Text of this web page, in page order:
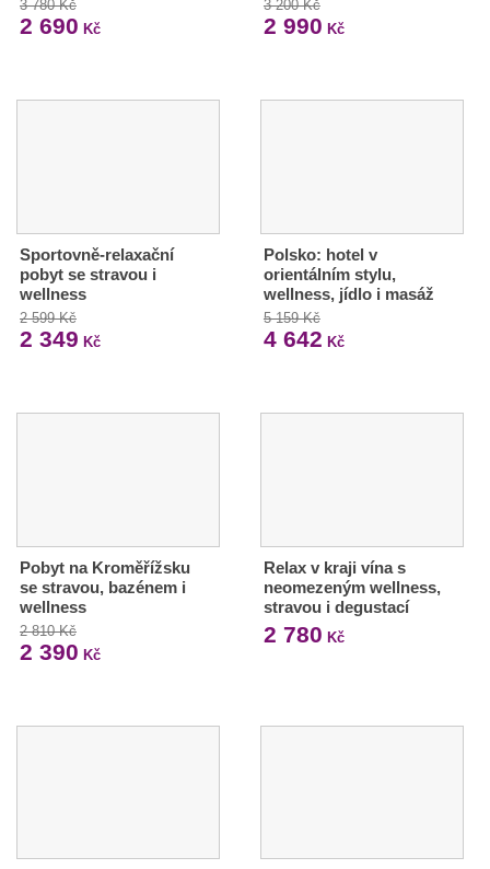
3 780 Kč
2 690 Kč
3 200 Kč
2 990 Kč
Sportovně-relaxační
pobyt se stravou i
wellness
2 599 Kč
2 349 Kč
Polsko: hotel v
orientálním stylu,
wellness, jídlo i masáž
5 159 Kč
4 642 Kč
Pobyt na Kroměřížsku
se stravou, bazénem i
wellness
2 810 Kč
2 390 Kč
Relax v kraji vína s
neomezeným wellness,
stravou i degustací
2 780 Kč